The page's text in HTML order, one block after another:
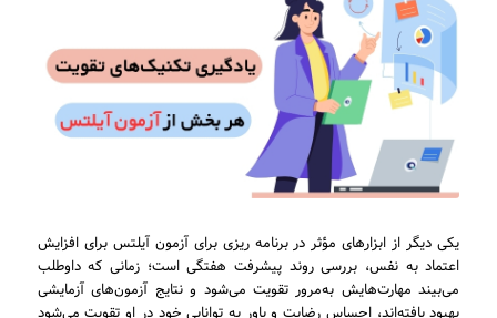
یکی دیگر از ابزارهای مؤثر در برنامه ریزی برای آزمون آیلتس برای افزایش
اعتماد به نفس، بررسی روند پیشرفت هفتگی است؛ زمانی که داوطلب
می‌بیند مهارت‌هایش به‌مرور تقویت می‌شود و نتایج آزمون‌های آزمایشی